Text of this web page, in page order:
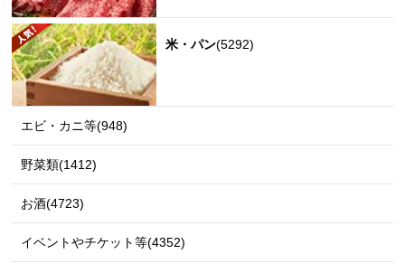
米・パン(5292)
エビ・カニ等(948)
野菜類(1412)
お酒(4723)
イベントやチケット等(4352)